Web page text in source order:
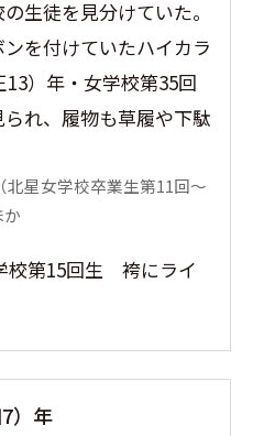
生徒を見分けていた。
を付けていたハイカラ
）年・女学校第35回
れ、履物も草履や下駄
星女学校卒業生第11回〜
校第15回生 袴にライ
）年